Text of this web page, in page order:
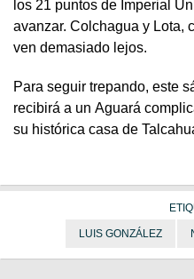
los 21 puntos de Imperial
avanzar. Colchagua y Lota,
ven demasiado lejos.
Para seguir trepando, este
recibirá a un Aguará
su histórica casa de
LUIS GONZÁLEZ